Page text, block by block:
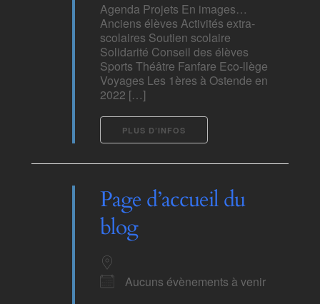
Agenda Projets En images…
Anciens élèves Activités extra-
scolaires Soutien scolaire
Solidarité Conseil des élèves
Sports Théâtre Fanfare Eco-llège
Voyages Les 1ères à Ostende en
2022 […]
PLUS D’INFOS
Page d’accueil du
blog
Aucuns évènements à venir